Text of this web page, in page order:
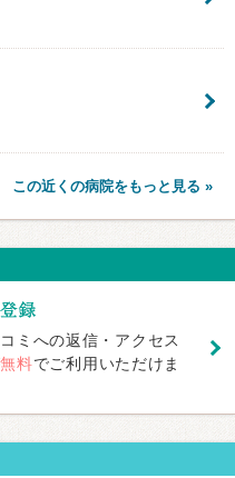
この近くの病院をもっと見る »
ミへの返信・アクセス
無料でご利用いただけま